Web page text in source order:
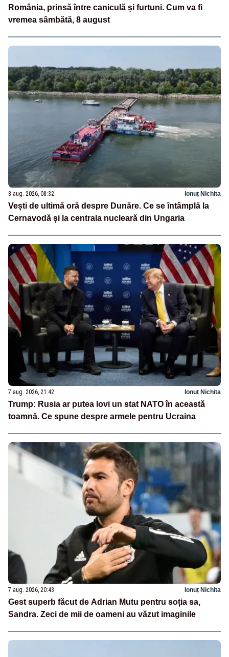
România, prinsă între caniculă și furtuni. Cum va fi
vremea sâmbătă, 8 august
8 aug. 2026, 08:32 Ionuț Nichita
Vești de ultimă oră despre Dunăre. Ce se întâmplă la
Cernavodă și la centrala nucleară din Ungaria
7 aug. 2026, 21:42 Ionuț Nichita
Trump: Rusia ar putea lovi un stat NATO în această
toamnă. Ce spune despre armele pentru Ucraina
7 aug. 2026, 20:43 Ionuț Nichita
Gest superb făcut de Adrian Mutu pentru soția sa,
Sandra. Zeci de mii de oameni au văzut imaginile